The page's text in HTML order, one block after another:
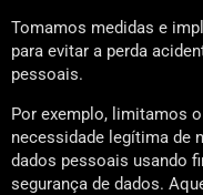
Tomamos medidas e
para evitar a perda
pessoais.
Por exemplo, limitamos
necessidade legítima de
dados pessoais usando
segurança de dados.